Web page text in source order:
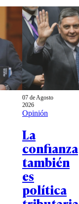
07 de Agosto
2026
Opinión
La
confianza
también
es
política